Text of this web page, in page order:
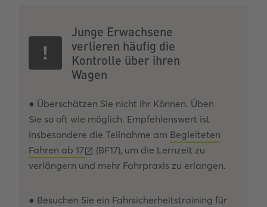
Junge Erwachsene
verlieren häufig die
Kontrolle über ihren
Wagen
● Überschätzen Sie nicht Ihr Können. Üben
Sie so oft wie möglich. Empfehlenswert ist
insbesondere die Teilnahme am Begleiteten
Fahren ab 17
(BF17), um die Lernzeit zu
verlängern und mehr Fahrpraxis zu erlangen.
● Besuchen Sie ein Fahrsicherheitstraining für